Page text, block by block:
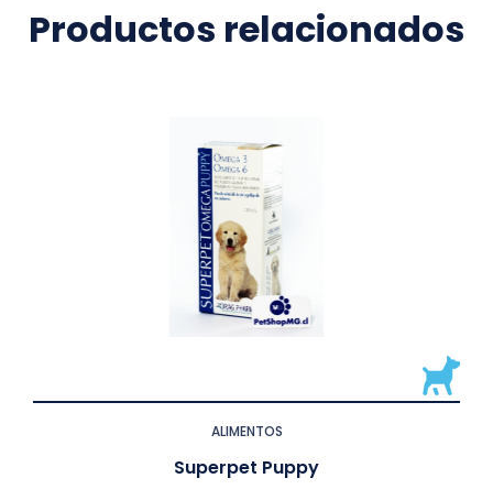
Productos relacionados
ALIMENTOS
Superpet Puppy